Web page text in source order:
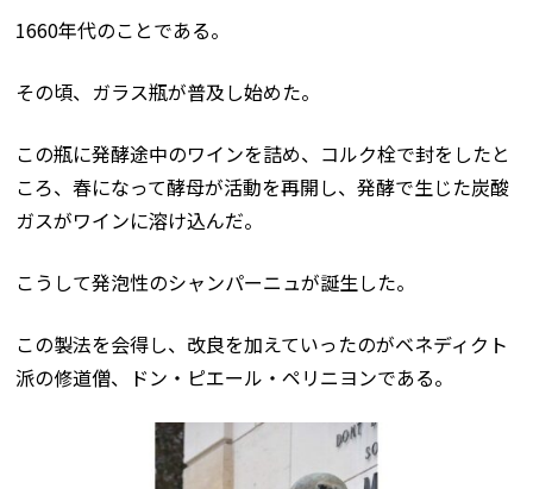
1660年代のことである。
その頃、ガラス瓶が普及し始めた。
この瓶に発酵途中のワインを詰め、コルク栓で封をしたと
ころ、春になって酵母が活動を再開し、発酵で生じた炭酸
ガスがワインに溶け込んだ。
こうして発泡性のシャンパーニュが誕生した。
この製法を会得し、改良を加えていったのがベネディクト
派の修道僧、ドン・ピエール・ペリニヨンである。